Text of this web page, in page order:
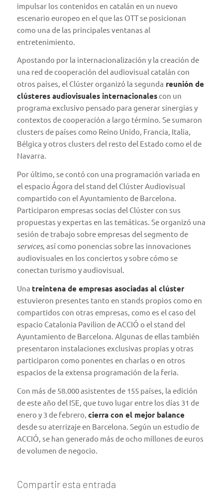
impulsar los contenidos en catalán en un nuevo
escenario europeo en el que las OTT se posicionan
como una de las principales ventanas al
entretenimiento.
Apostando por la internacionalización y la creación de
una red de cooperación del audiovisual catalán con
otros países, el Clúster organizó la segunda reunión de
clústeres audiovisuales internacionalescon un
programa exclusivo pensado para generar sinergias y
contextos de cooperación a largo término. Se sumaron
clusters de países como Reino Unido, Francia, Italia,
Bélgica y otros clusters del resto del Estado como el de
Navarra.
Por último, se contó con una programación variada en
el espacio Ágora del stand del Clúster Audiovisual
compartido con el Ayuntamiento de Barcelona.
Participaron empresas socias del Clúster con sus
propuestas y expertas en las temáticas. Se organizó una
sesión de trabajo sobre empresas del segmento de
services, así como ponencias sobre las innovaciones
audiovisuales en los conciertos y sobre cómo se
conectan turismo y audiovisual.
Una treintena de empresas asociadas al clúster
estuvieron presentes tanto en stands propios como en
compartidos con otras empresas, como es el caso del
espacio Catalonia Pavilion de ACCIÓ o el stand del
Ayuntamiento de Barcelona. Algunas de ellas también
presentaron instalaciones exclusivas propias y otras
participaron como ponentes en charlas o en otros
espacios de la extensa programación de la feria.
Con más de 58.000 asistentes de 155 países, la edición
de este año del ISE, que tuvo lugar entre los días 31 de
enero y 3 de febrero, cierra con el mejor balance
desde su aterrizaje en Barcelona. Según un estudio de
ACCIÓ, se han generado más de ocho millones de euros
de volumen de negocio.
Compartir esta entrada